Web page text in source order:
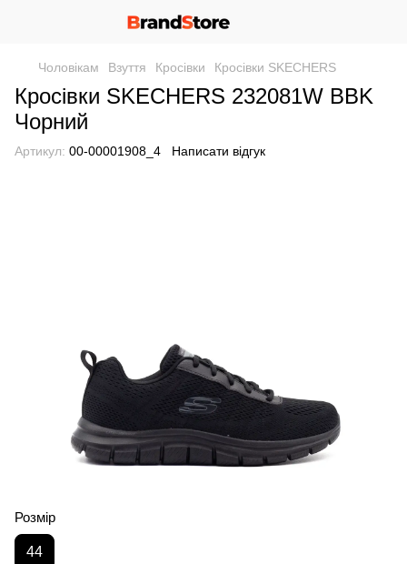
Чоловікам Взуття Кросівки Кросівки SKECHERS
Кросівки SKECHERS 232081W BBK
Чорний
Артикул: 00-00001908_4 Написати відгук
Розмір
44